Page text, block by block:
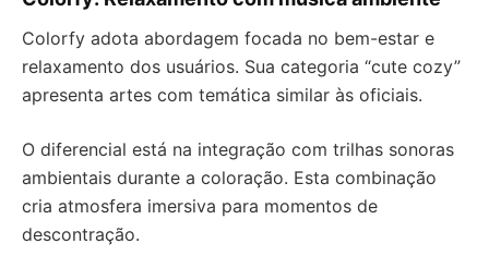
Colorfy adota abordagem focada no bem-estar e
relaxamento dos usuários. Sua categoria “cute cozy”
apresenta artes com temática similar às oficiais.
O diferencial está na integração com trilhas sonoras
ambientais durante a coloração. Esta combinação
cria atmosfera imersiva para momentos de
descontração.